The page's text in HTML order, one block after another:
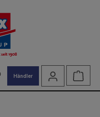
Du hast 0 Produkte auf
Händler